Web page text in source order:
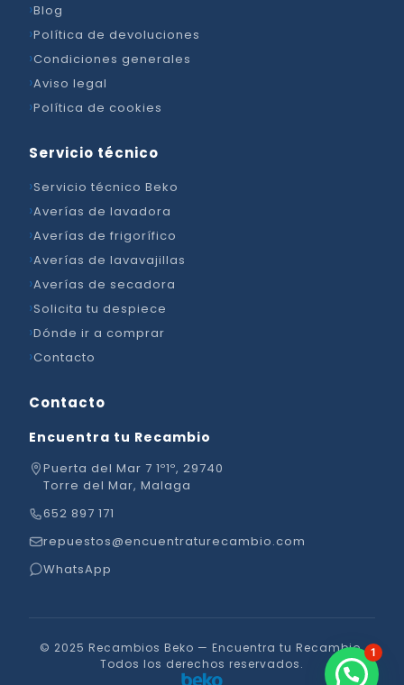
Blog
Política de devoluciones
Condiciones generales
Aviso legal
Política de cookies
Servicio técnico
Servicio técnico Beko
Averías de lavadora
Averías de frigorífico
Averías de lavavajillas
Averías de secadora
Solicita tu despiece
Dónde ir a comprar
Contacto
Contacto
Encuentra tu Recambio
Puerta del Mar 7 1º1º, 29740
Torre del Mar, Malaga
652 897 171
repuestos@encuentraturecambio.com
WhatsApp
© 2025 Recambios Beko — Encuentra tu Recambio.
Todos los derechos reservados.
1